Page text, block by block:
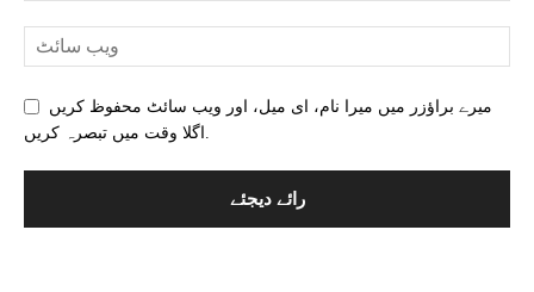
میرے براؤزر میں میرا نام، ای میل، اور ویب سائٹ محفوظ کریں